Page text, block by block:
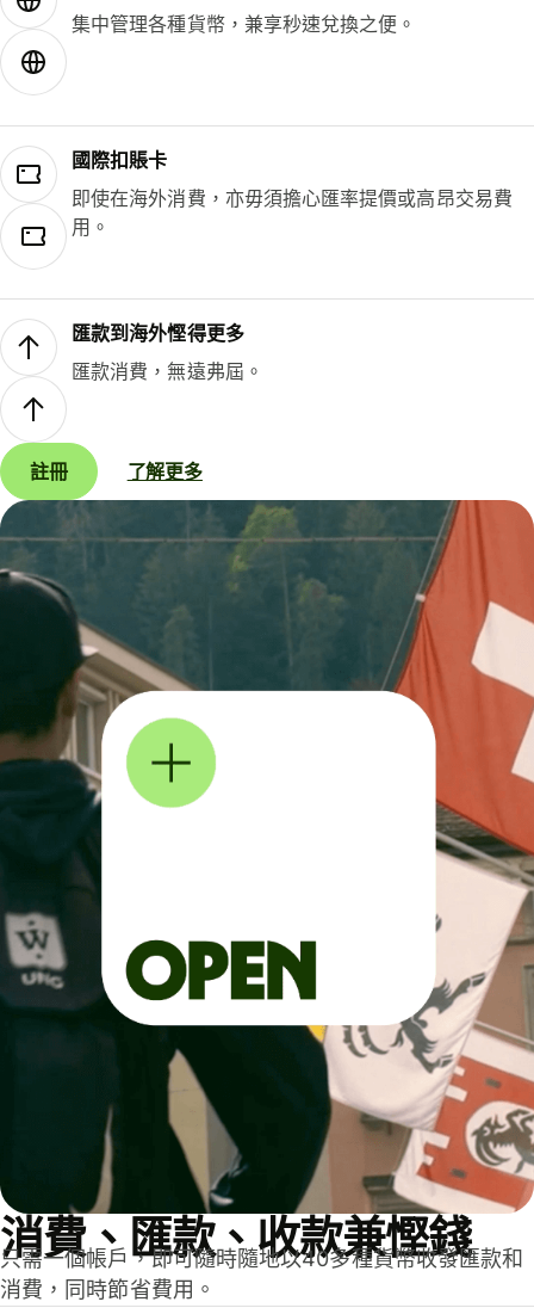
集中管理各種貨幣，兼享秒速兌換之便。
國際扣賬卡
即使在海外消費，亦毋須擔心匯率提價或高昂交易費
用。
匯款到海外慳得更多
匯款消費，無遠弗屆。
註冊 了解更多
消費、匯款、收款兼慳錢
只需一個帳戶，即可隨時隨地以40多種貨幣收發匯款和
消費，同時節省費用。